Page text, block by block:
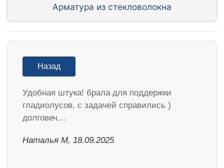
Арматура из стекловолокна
Назад
Удобная штука! брала для поддержки
гладиолусов, с задачей справились )
долговеч…
Наталья М, 18.09.2025